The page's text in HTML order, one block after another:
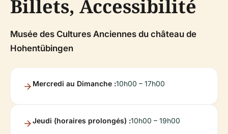
Billets, Accessibilité
Musée des Cultures Anciennes du château de
Hohentübingen
Mercredi au Dimanche :10h00 – 17h00
Jeudi (horaires prolongés) :10h00 – 19h00